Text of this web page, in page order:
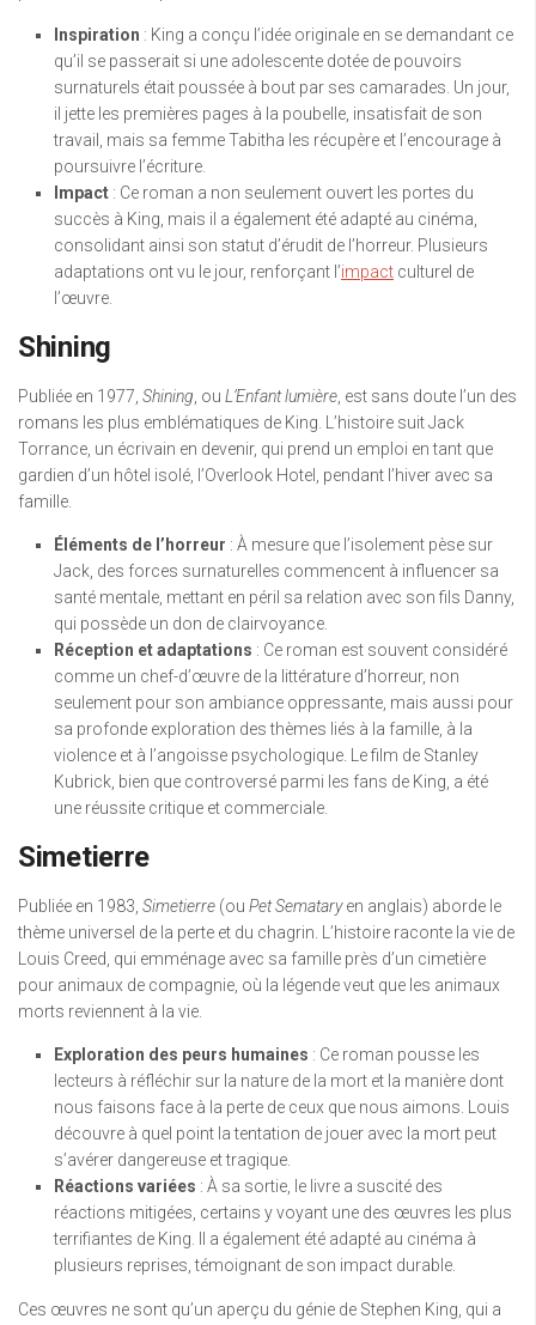
Inspiration : King a conçu l’idée originale en se demandant ce
qu’il se passerait si une adolescente dotée de pouvoirs
surnaturels était poussée à bout par ses camarades. Un jour,
il jette les premières pages à la poubelle, insatisfait de son
travail, mais sa femme Tabitha les récupère et l’encourage à
poursuivre l’écriture.
Impact : Ce roman a non seulement ouvert les portes du
succès à King, mais il a également été adapté au cinéma,
consolidant ainsi son statut d’érudit de l’horreur. Plusieurs
adaptations ont vu le jour, renforçant l’impact culturel de
l’œuvre.
Shining
Publiée en 1977, Shining, ou L’Enfant lumière, est sans doute l’un des
romans les plus emblématiques de King. L’histoire suit Jack
Torrance, un écrivain en devenir, qui prend un emploi en tant que
gardien d’un hôtel isolé, l’Overlook Hotel, pendant l’hiver avec sa
famille.
Éléments de l’horreur : À mesure que l’isolement pèse sur
Jack, des forces surnaturelles commencent à influencer sa
santé mentale, mettant en péril sa relation avec son fils Danny,
qui possède un don de clairvoyance.
Réception et adaptations : Ce roman est souvent considéré
comme un chef-d’œuvre de la littérature d’horreur, non
seulement pour son ambiance oppressante, mais aussi pour
sa profonde exploration des thèmes liés à la famille, à la
violence et à l’angoisse psychologique. Le film de Stanley
Kubrick, bien que controversé parmi les fans de King, a été
une réussite critique et commerciale.
Simetierre
Publiée en 1983, Simetierre (ou Pet Semataryen anglais) aborde le
thème universel de la perte et du chagrin. L’histoire raconte la vie de
Louis Creed, qui emménage avec sa famille près d’un cimetière
pour animaux de compagnie, où la légende veut que les animaux
morts reviennent à la vie.
Exploration des peurs humaines : Ce roman pousse les
lecteurs à réfléchir sur la nature de la mort et la manière dont
nous faisons face à la perte de ceux que nous aimons. Louis
découvre à quel point la tentation de jouer avec la mort peut
s’avérer dangereuse et tragique.
Réactions variées : À sa sortie, le livre a suscité des
réactions mitigées, certains y voyant une des œuvres les plus
terrifiantes de King. Il a également été adapté au cinéma à
plusieurs reprises, témoignant de son impact durable.
Ces œuvres ne sont qu’un aperçu du génie de Stephen King, qui a